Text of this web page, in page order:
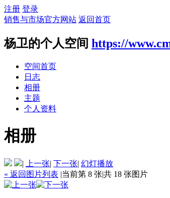
注册 登录
销售与市场官方网站 返回首页
杨卫的个人空间 https://
空间首页
日志
相册
主题
个人资料
相册
| 上一张| 下一张| 幻灯播放
« 返回图片列表 |当前第 8 张|共 18 张图片